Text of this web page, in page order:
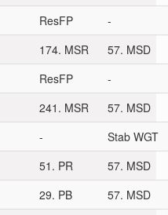
ResFP
-
174. MSR
57. MSD
ResFP
-
241. MSR
57. MSD
-
Stab WGT
51. PR
57. MSD
29. PB
57. MSD